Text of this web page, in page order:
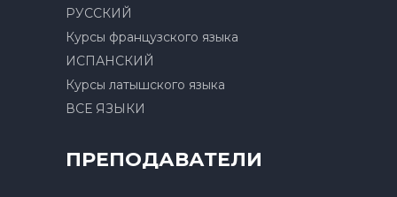
РУССКИЙ
Курсы французского языка
ИСПАНСКИЙ
Курсы латышского языка
ВСЕ ЯЗЫКИ
ПРЕПОДАВАТЕЛИ